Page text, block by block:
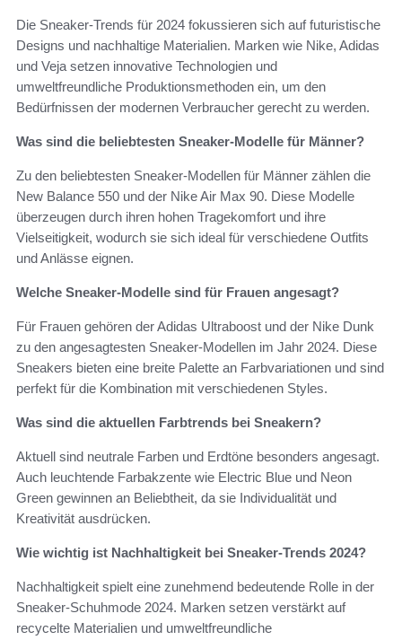
Die Sneaker-Trends für 2024 fokussieren sich auf futuristische
Designs und nachhaltige Materialien. Marken wie Nike, Adidas
und Veja setzen innovative Technologien und
umweltfreundliche Produktionsmethoden ein, um den
Bedürfnissen der modernen Verbraucher gerecht zu werden.
Was sind die beliebtesten Sneaker-Modelle für Männer?
Zu den beliebtesten Sneaker-Modellen für Männer zählen die
New Balance 550 und der Nike Air Max 90. Diese Modelle
überzeugen durch ihren hohen Tragekomfort und ihre
Vielseitigkeit, wodurch sie sich ideal für verschiedene Outfits
und Anlässe eignen.
Welche Sneaker-Modelle sind für Frauen angesagt?
Für Frauen gehören der Adidas Ultraboost und der Nike Dunk
zu den angesagtesten Sneaker-Modellen im Jahr 2024. Diese
Sneakers bieten eine breite Palette an Farbvariationen und sind
perfekt für die Kombination mit verschiedenen Styles.
Was sind die aktuellen Farbtrends bei Sneakern?
Aktuell sind neutrale Farben und Erdtöne besonders angesagt.
Auch leuchtende Farbakzente wie Electric Blue und Neon
Green gewinnen an Beliebtheit, da sie Individualität und
Kreativität ausdrücken.
Wie wichtig ist Nachhaltigkeit bei Sneaker-Trends 2024?
Nachhaltigkeit spielt eine zunehmend bedeutende Rolle in der
Sneaker-Schuhmode 2024. Marken setzen verstärkt auf
recycelte Materialien und umweltfreundliche